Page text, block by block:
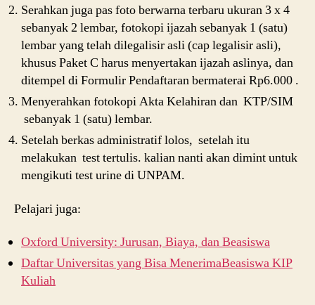
Serahkan juga pas foto berwarna terbaru ukuran 3 x 4
sebanyak 2 lembar, fotokopi ijazah sebanyak 1 (satu)
lembar yang telah dilegalisir asli (cap legalisir asli),
khusus Paket C harus menyertakan ijazah aslinya, dan
ditempel di Formulir Pendaftaran bermaterai Rp6.000 .
Menyerahkan fotokopi Akta Kelahiran dan KTP/SIM
sebanyak 1 (satu) lembar.
Setelah berkas administratif lolos, setelah itu
melakukan test tertulis. kalian nanti akan dimint untuk
mengikuti test urine di UNPAM.
Pelajari juga:
Oxford University: Jurusan, Biaya, dan Beasiswa
Daftar Universitas yang Bisa MenerimaBeasiswa KIP
Kuliah